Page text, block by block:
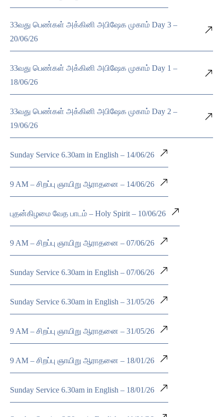
33வது பெண்கள் அக்கினி அபிஷேக முகாம் Day 3 –
20/06/26
33வது பெண்கள் அக்கினி அபிஷேக முகாம் Day 1 –
18/06/26
33வது பெண்கள் அக்கினி அபிஷேக முகாம் Day 2 –
19/06/26
Sunday Service 6.30am in English – 14/06/26
9 AM – சிறப்பு ஞாயிறு ஆராதனை – 14/06/26
புதன்கிழமை வேத பாடம் – Holy Spirit – 10/06/26
9 AM – சிறப்பு ஞாயிறு ஆராதனை – 07/06/26
Sunday Service 6.30am in English – 07/06/26
Sunday Service 6.30am in English – 31/05/26
9 AM – சிறப்பு ஞாயிறு ஆராதனை – 31/05/26
9 AM – சிறப்பு ஞாயிறு ஆராதனை – 18/01/26
Sunday Service 6.30am in English – 18/01/26